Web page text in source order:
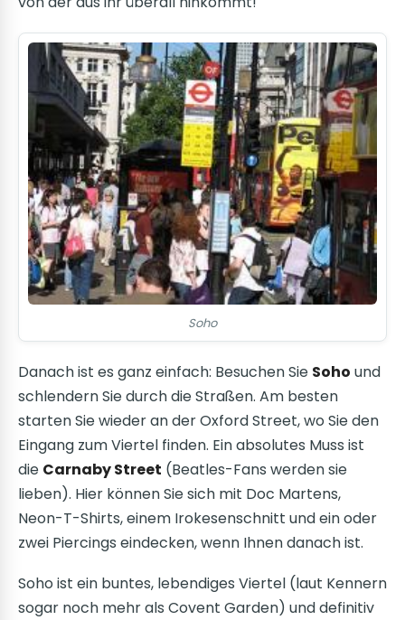
Soho
Danach ist es ganz einfach: Besuchen Sie Soho und
schlendern Sie durch die Straßen. Am besten
starten Sie wieder an der Oxford Street, wo Sie den
Eingang zum Viertel finden. Ein absolutes Muss ist
die Carnaby Street (Beatles-Fans werden sie
lieben). Hier können Sie sich mit Doc Martens,
Neon-T-Shirts, einem Irokesenschnitt und ein oder
zwei Piercings eindecken, wenn Ihnen danach ist.
Soho ist ein buntes, lebendiges Viertel (laut Kennern
sogar noch mehr als Covent Garden) und definitiv